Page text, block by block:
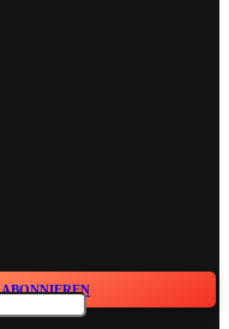
ABONNIEREN